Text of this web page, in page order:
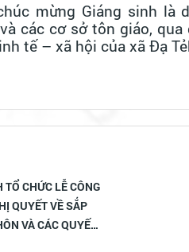
mừng Giáng sinh là
các cơ sở tôn giáo,
tế – xã hội của xã Đạ
CHỨC LỄ CÔNG
QUYẾT VỀ SẮP
VÀ CÁC QUYẾT